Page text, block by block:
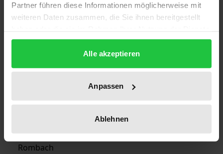
Partner führen diese Informationen möglicherweise mit
weiteren Daten zusammen, die Sie ihnen bereitgestellt
gesammelt haben.
Alle akzeptieren
Anpassen
Ablehnen
Untertitel
Eine interdisziplinäre und praxisorientierte
Analyse
01.01.1998
Erscheinungsjahr
Verlag
Rombach